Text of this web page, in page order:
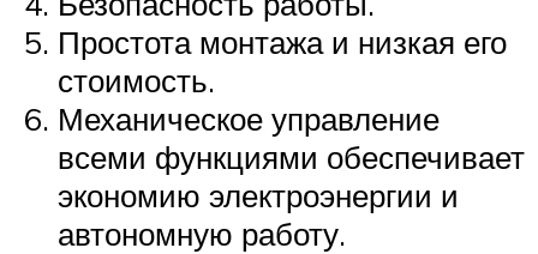
Простота монтажа и низкая его
стоимость.
Механическое управление
всеми функциями обеспечивает
экономию электроэнергии и
автономную работу.